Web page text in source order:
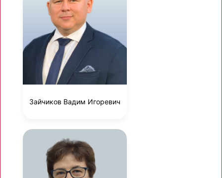
Зайчиков Вадим Игоревич